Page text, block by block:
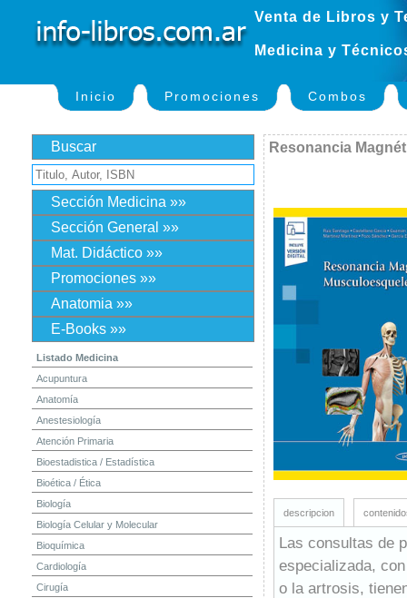
Venta de Libros y
Medicina y
Inicio Promociones Combos
Buscar
Sección Medicina »»
Sección General »»
Mat. Didáctico »»
Promociones »»
Anatomia »»
E-Books »»
Listado Medicina
Acupuntura
Anatomía
Anestesiología
Atención Primaria
Bioestadistica / Estadística
Bioética / Ética
Biología
Biología Celular y Molecular
Bioquímica
Cardiología
Cirugía
Resonancia
descripcion
Las consultas de
especializada,
o la artrosis,